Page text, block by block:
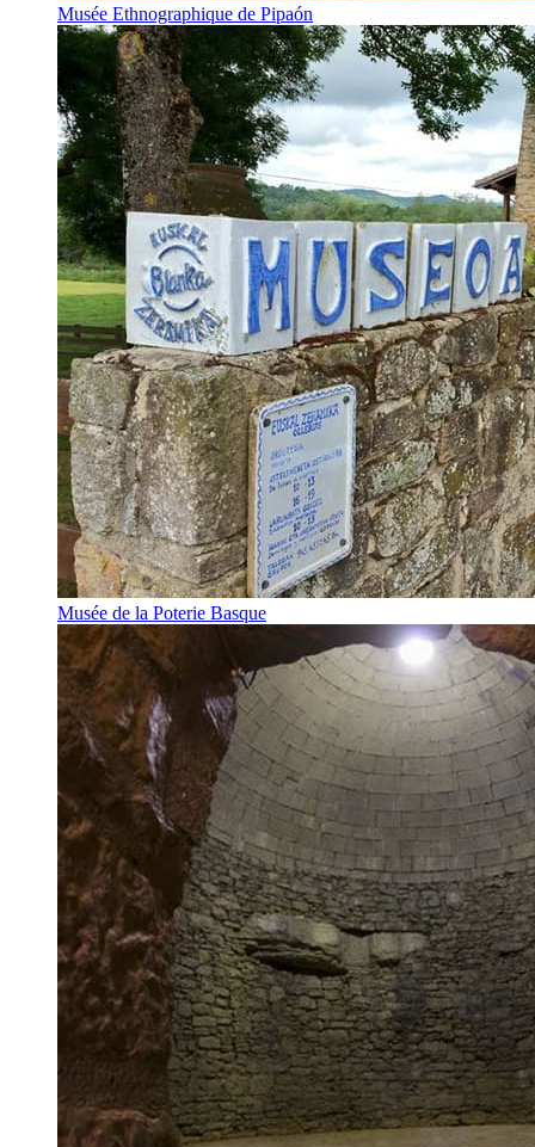
Musée Ethnographique de Pipaón
Musée de la Poterie Basque